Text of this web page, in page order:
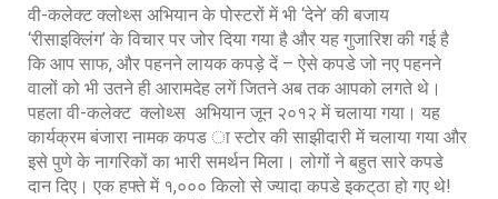
वी-कलेक्ट क्लोथ्स अभियान के पोस्टरों में भी ‘देने’ की बजाय
‘रीसाइक्लिंग’ के विचार पर जोर दिया गया है और यह गुजारिश की गई है
कि आप साफ, और पहनने लायक कपड़े दें – ऐसे कपडे जो नए पहनने
वालों को भी उतने ही आरामदेह लगें जितने अब तक आपको लगते थे।
पहला वी-कलेक्ट क्लोथ्स अभियान जून २०१२ में चलाया गया। यह
कार्यक्रम बंजारा नामक कपड ा स्टोर की साझीदारी में चलाया गया और
इसे पुणे के नागरिकों का भारी समर्थन मिला। लोगों ने बहुत सारे कपडे
दान दिए। एक हफ्ते में १,००० किलो से ज्यादा कपडे इकट्‌ठा हो गए थे!